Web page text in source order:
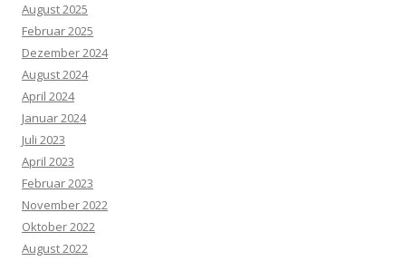
August 2025
Februar 2025
Dezember 2024
August 2024
April 2024
Januar 2024
Juli 2023
April 2023
Februar 2023
November 2022
Oktober 2022
August 2022